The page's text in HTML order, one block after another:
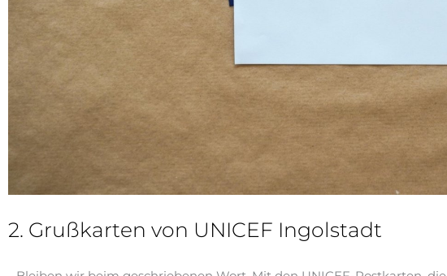
2. Grußkarten von UNICEF Ingolstadt